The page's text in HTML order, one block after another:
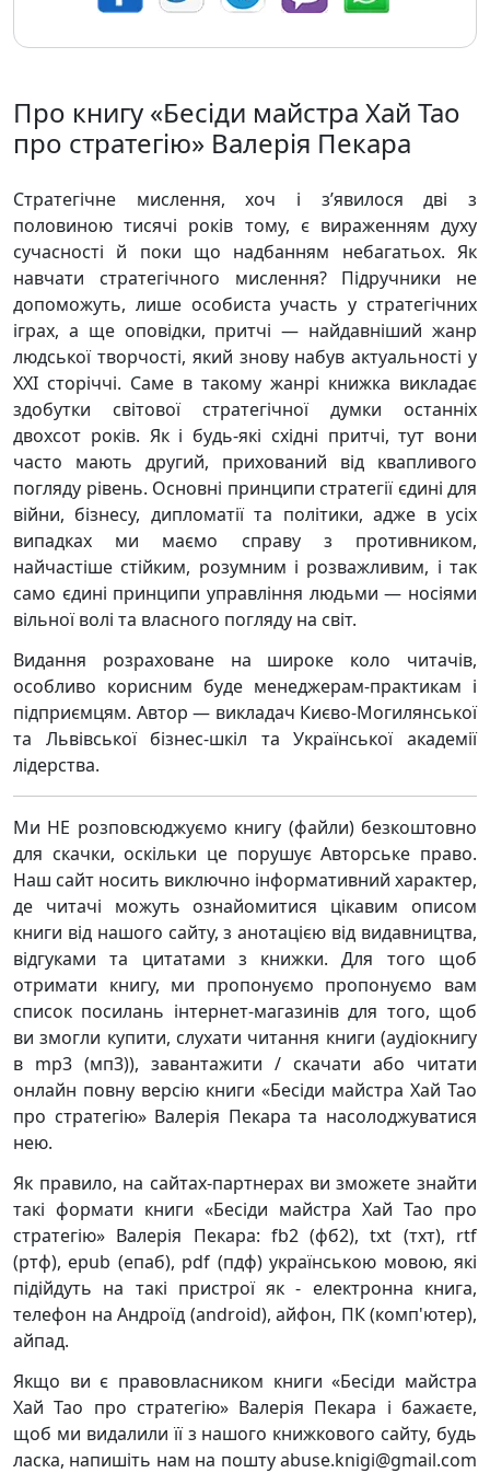
Про книгу «Бесіди майстра Хай Тао
про стратегію» Валерія Пекара
Стратегічне мислення, хоч і з’явилося дві з
половиною тисячі років тому, є вираженням духу
сучасності й поки що надбанням небагатьох. Як
навчати стратегічного мислення? Підручники не
допоможуть, лише особиста участь у стратегічних
іграх, а ще оповідки, притчі — найдавніший жанр
людської творчості, який знову набув актуальності у
ХХІ сторіччі. Саме в такому жанрі книжка викладає
здобутки світової стратегічної думки останніх
двохсот років. Як і будь-які східні притчі, тут вони
часто мають другий, прихований від квапливого
погляду рівень. Основні принципи стратегії єдині для
війни, бізнесу, дипломатії та політики, адже в усіх
випадках ми маємо справу з противником,
найчастіше стійким, розумним і розважливим, і так
само єдині принципи управління людьми — носіями
вільної волі та власного погляду на світ.
Видання розраховане на широке коло читачів,
особливо корисним буде менеджерам-практикам і
підприємцям. Автор — викладач Києво-Могилянської
та Львівської бізнес-шкіл та Української академії
лідерства.
Ми НЕ розповсюджуємо книгу (файли) безкоштовно
для скачки, оскільки це порушує Авторське право.
Наш сайт носить виключно інформативний характер,
де читачі можуть ознайомитися цікавим описом
книги від нашого сайту, з анотацією від видавництва,
відгуками та цитатами з книжки. Для того щоб
отримати книгу, ми пропонуємо пропонуємо вам
список посилань інтернет-магазинів для того, щоб
ви змогли купити, слухати читання книги (аудіокнигу
в mp3 (мп3)), завантажити / скачати або читати
онлайн повну версію книги «Бесіди майстра Хай Тао
про стратегію» Валерія Пекара та насолоджуватися
нею.
Як правило, на сайтах-партнерах ви зможете знайти
такі формати книги «Бесіди майстра Хай Тао про
стратегію» Валерія Пекара: fb2 (фб2), txt (тхт), rtf
(ртф), epub (епаб), pdf (пдф) українською мовою, які
підійдуть на такі пристрої як - електронна книга,
телефон на Андроїд (android), айфон, ПК (комп'ютер),
айпад.
Якщо ви є правовласником книги «Бесіди майстра
Хай Тао про стратегію» Валерія Пекара і бажаєте,
щоб ми видалили її з нашого книжкового сайту, будь
ласка, напишіть нам на пошту abuse.knigi@gmail.com